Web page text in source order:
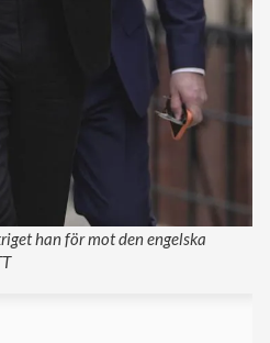
han för mot den engelska